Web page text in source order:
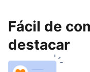
Fácil de
destacar